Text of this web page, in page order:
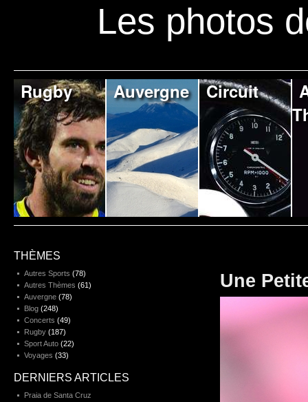
Les photos
Rugby Auvergne Circuit
Une
THÈMES
Autres Sports (78)
Autres Thèmes (61)
Auvergne (78)
Blog (248)
Concerts (49)
Rugby (187)
Sport Auto (22)
Voyages (33)
DERNIERS ARTICLES
Praia de Santa Cruz